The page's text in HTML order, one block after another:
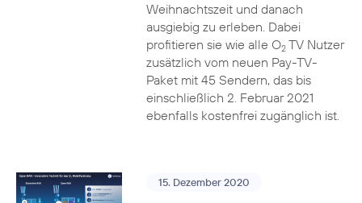
Weihnachtszeit und danach
ausgiebig zu erleben. Dabei
profitieren sie wie alle O2TV Nutzer
zusätzlich vom neuen Pay-TV-
Paket mit 45 Sendern, das bis
einschließlich 2. Februar 2021
ebenfalls kostenfrei zugänglich ist.
15. Dezember 2020